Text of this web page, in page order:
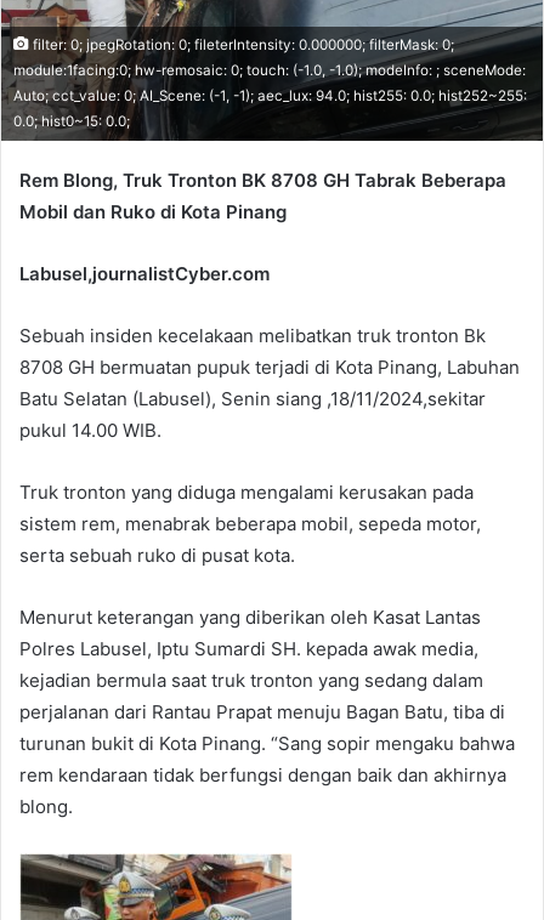
filter: 0; jpegRotation: 0; fileterIntensity: 0.000000; filterMask: 0;
module:1facing:0; hw-remosaic: 0; touch: (-1.0, -1.0); modeInfo: ; sceneMode:
Auto; cct_value: 0; AI_Scene: (-1, -1); aec_lux: 94.0; hist255: 0.0; hist252~255:
0.0; hist0~15: 0.0;
Rem Blong, Truk Tronton BK 8708 GH Tabrak Beberapa
Mobil dan Ruko di Kota Pinang
Labusel,journalistCyber.com
Sebuah insiden kecelakaan melibatkan truk tronton Bk
8708 GH bermuatan pupuk terjadi di Kota Pinang, Labuhan
Batu Selatan (Labusel), Senin siang ,18/11/2024,sekitar
pukul 14.00 WIB.
Truk tronton yang diduga mengalami kerusakan pada
sistem rem, menabrak beberapa mobil, sepeda motor,
serta sebuah ruko di pusat kota.
Menurut keterangan yang diberikan oleh Kasat Lantas
Polres Labusel, Iptu Sumardi SH. kepada awak media,
kejadian bermula saat truk tronton yang sedang dalam
perjalanan dari Rantau Prapat menuju Bagan Batu, tiba di
turunan bukit di Kota Pinang. “Sang sopir mengaku bahwa
rem kendaraan tidak berfungsi dengan baik dan akhirnya
blong.